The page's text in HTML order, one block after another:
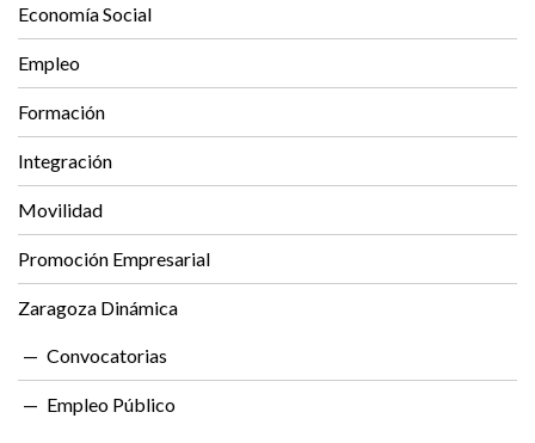
Economía Social
Empleo
Formación
Integración
Movilidad
Promoción Empresarial
Zaragoza Dinámica
Convocatorias
Empleo Público